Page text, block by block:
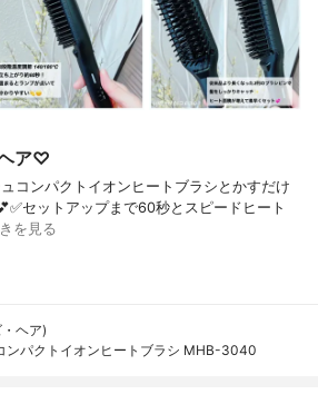
ア♡
コンパクトイオンヒートブラシとかすだけ
セットアップまで60秒とスピードヒート
を見る
ヘア)
ンパクトイオンヒートブラシ MHB-3040